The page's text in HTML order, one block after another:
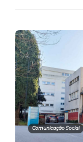
Comunicação Social